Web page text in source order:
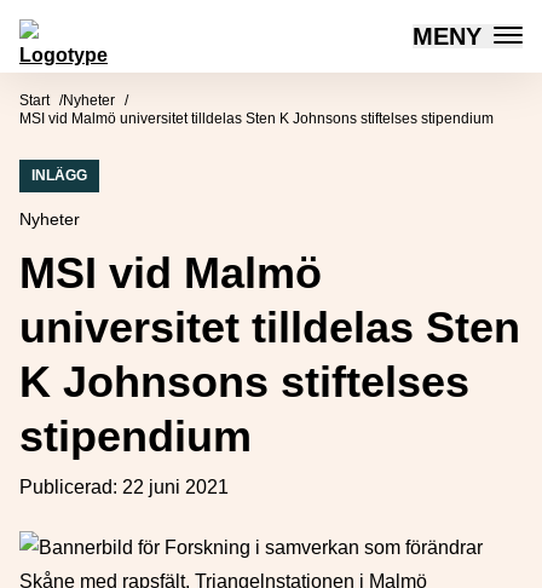
Hoppa till innehåll
Mötesplatsen Social Innovation MENY
Start
Nyheter
MSI vid Malmö universitet tilldelas Sten K Johnsons stiftelses stipendium
INLÄGG
Nyheter
MSI vid Malmö
universitet tilldelas Sten
K Johnsons stiftelses
stipendium
Publicerad: 22 juni 2021